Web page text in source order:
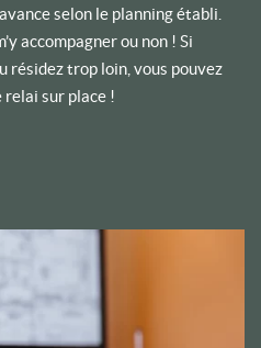
selon le planning établi.
accompagner ou non ! Si
résidez trop loin, vous pouvez
relai sur place !